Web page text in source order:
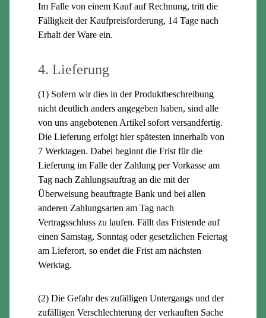
Im Falle von einem Kauf auf Rechnung, tritt die
Fälligkeit der Kaufpreisforderung, 14 Tage nach
Erhalt der Ware ein.
4. Lieferung
(1) Sofern wir dies in der Produktbeschreibung
nicht deutlich anders angegeben haben, sind alle
von uns angebotenen Artikel sofort versandfertig.
Die Lieferung erfolgt hier spätesten innerhalb von
7 Werktagen. Dabei beginnt die Frist für die
Lieferung im Falle der Zahlung per Vorkasse am
Tag nach Zahlungsauftrag an die mit der
Überweisung beauftragte Bank und bei allen
anderen Zahlungsarten am Tag nach
Vertragsschluss zu laufen. Fällt das Fristende auf
einen Samstag, Sonntag oder gesetzlichen Feiertag
am Lieferort, so endet die Frist am nächsten
Werktag.
(2) Die Gefahr des zufälligen Untergangs und der
zufälligen Verschlechterung der verkauften Sache